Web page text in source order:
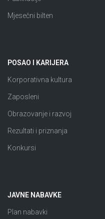
Mjesečni bilten
POSAO I KARIJERA
Korporativna kultura
Zaposleni
Obrazovanje i razvoj
Rezultati i priznanja
Konkursi
JAVNE NABAVKE
Plan nabavki